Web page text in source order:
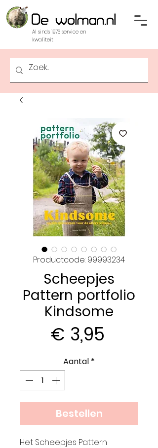
Al sinds 1976 service en
kwaliteit
Productcode: 99993234
Scheepjes
Pattern portfolio
Kindsome
€ 3,95
Aantal *
Bestellen
Het Scheepjes Pattern